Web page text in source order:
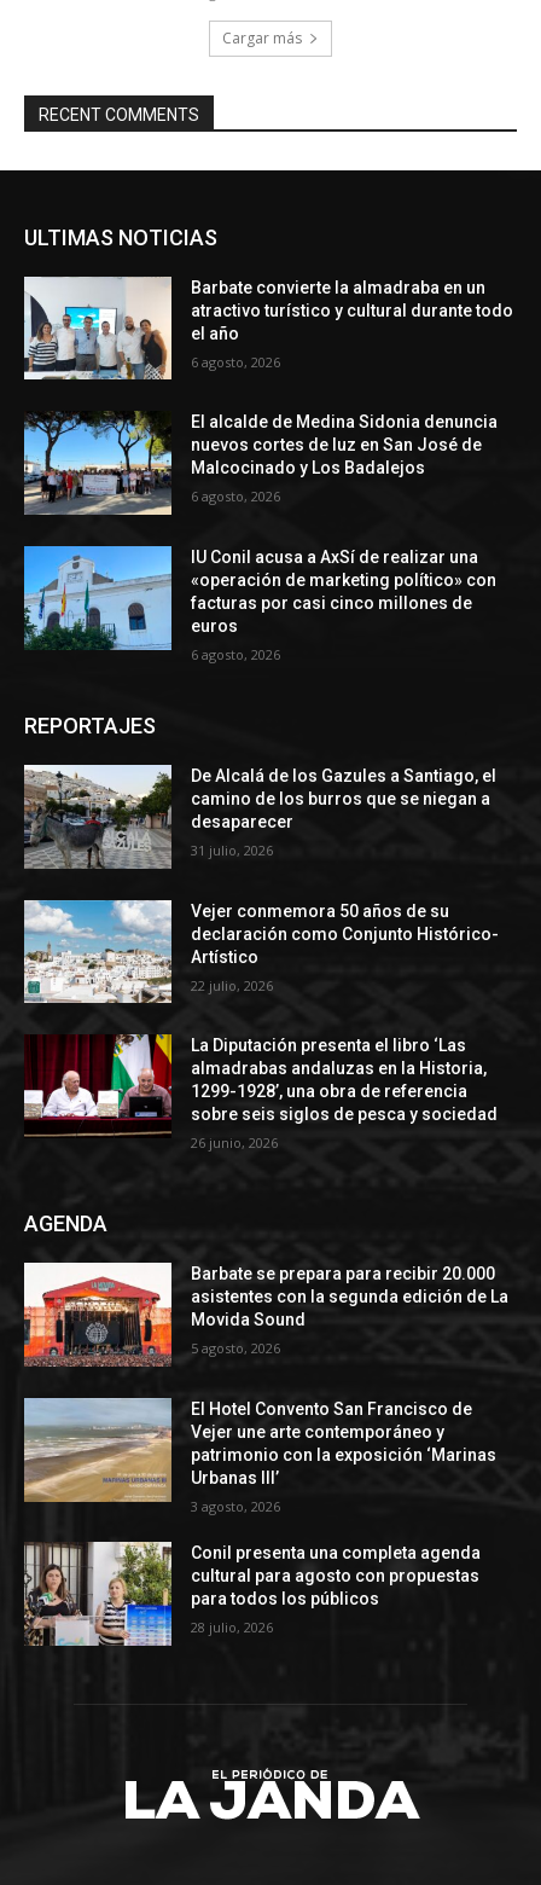
Cargar más
RECENT COMMENTS
ULTIMAS NOTICIAS
Barbate convierte la almadraba en un
atractivo turístico y cultural durante todo
el año
6 agosto, 2026
El alcalde de Medina Sidonia denuncia
nuevos cortes de luz en San José de
Malcocinado y Los Badalejos
6 agosto, 2026
IU Conil acusa a AxSí de realizar una
«operación de marketing político» con
facturas por casi cinco millones de
euros
6 agosto, 2026
REPORTAJES
De Alcalá de los Gazules a Santiago, el
camino de los burros que se niegan a
desaparecer
31 julio, 2026
Vejer conmemora 50 años de su
declaración como Conjunto Histórico-
Artístico
22 julio, 2026
La Diputación presenta el libro ‘Las
almadrabas andaluzas en la Historia,
1299-1928’, una obra de referencia
sobre seis siglos de pesca y sociedad
26 junio, 2026
AGENDA
Barbate se prepara para recibir 20.000
asistentes con la segunda edición de La
Movida Sound
5 agosto, 2026
El Hotel Convento San Francisco de
Vejer une arte contemporáneo y
patrimonio con la exposición ‘Marinas
Urbanas III’
3 agosto, 2026
Conil presenta una completa agenda
cultural para agosto con propuestas
para todos los públicos
28 julio, 2026